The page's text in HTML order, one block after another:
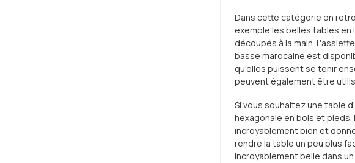
Dans cette catégorie on
exemple les belles tables
découpés à la main.
basse marocaine est
qu'elles puissent se tenir
peuvent également être
Si vous souhaitez une table
hexagonale en bois et pieds.
incroyablement bien et
rendre la table un peu plus
incroyablement belle dans